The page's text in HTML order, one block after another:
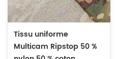
Tissu uniforme
Multicam Ripstop 50 %